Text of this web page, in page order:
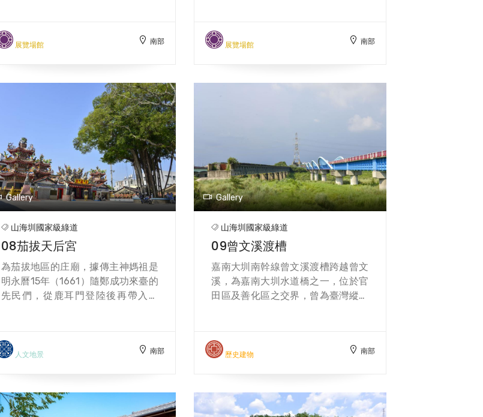
潮最多的時候，到處都可看見拿相機
取景或是在草皮上野餐的遊客。 館內
出土的文物。展館內也有志工帶領遊
客認識阿立祖信仰等西拉雅文化，有
時假日還可參加DIY活動，非常適合
親子同遊。建議來此可順遊不遠處的
樹谷生活科學館，在高科技重鎮尋覓
過往的歷史痕跡。
展覽場館 南部
研究院歷史語言研究所受行政院國家
科學委員會委託在臺南園區進行遺址
遺址共計28處，樹谷園區的遺址共計
14處，其餘散佈在特定區及鄰近地區
共計40處。遺址埋存之史前文化，最
早距今約5000年，最晚則約300多年
前，涵蓋時間範圍長達4500年。 為
了保存因開發臺南園區所進行遺址搶
救發掘，2002年國科會與臺南縣政
教育部指定史前館保管南科出土文物
及辦理興建分館事宜。經多方共同努
力下，2007年獲行政院首肯，核定
於臺南園區興建南科考古館。 南科考
古館基地面積約為24,219平方公尺，
於2010年3月徵選出優勝廠商「姚仁
努力與期待，南科考古館終於在2014
年6月動工，2017年11月完工，為臺
展覽場館 南部
Gallery
山海圳國家級綠道
08茄拔天后宮
為茄拔地區的庄廟，據傳主神媽祖是
明永曆15年（1661）隨鄭成功來臺的
先民們，從鹿耳門登陸後再帶入本
水泥磚、龍柱、木材樑，廟蓋琉璃瓦
屋頂，留天井於中間。
人文地景 南部
Gallery
山海圳國家級綠道
09曾文溪渡槽
嘉南大圳南幹線曾文溪渡槽跨越曾文
溪，為嘉南大圳水道橋之一，位於官
田區及善化區之交界，曾為臺灣縱貫
性之角色，亦為日治時期重要之水利
建設。 原渡槽在民國19年烏山頭水庫
造成部分座槽結構腐蝕，桁架構件多
處扭曲損壞嚴重，槽體結構安全堪
歷史建物 南部